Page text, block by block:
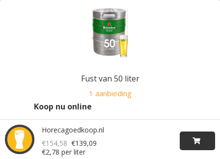
Fust van 50 liter
1 aanbieding
Koop nu online
Horecagoedkoop.nl
€154,58 €139,09
€2,78 per liter